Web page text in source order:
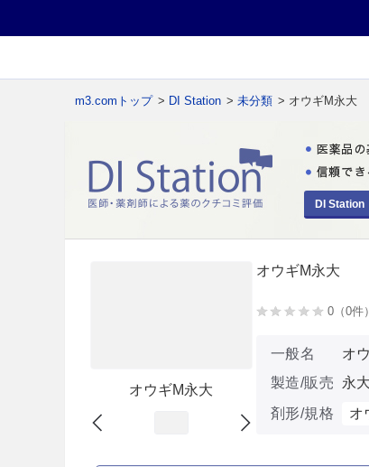
m3.comトップ > DI Station > 未分類 > オウギM永大
DI Station
オウギM永大
オウギM永大
0（0件
一般名
オ
製造/販売
永
剤形/規格
オ